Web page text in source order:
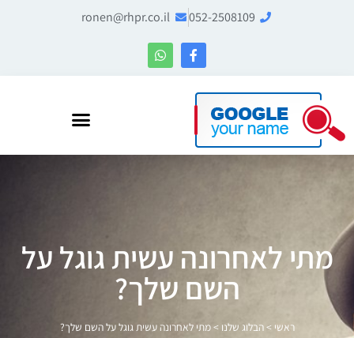
052-2508109
ronen@rhpr.co.il
מתי לאחרונה עשית גוגל על
השם שלך?
ראשי >הבלוג שלנו >מתי לאחרונה עשית גוגל על השם שלך?